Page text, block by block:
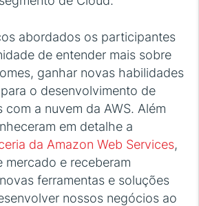
abordados os participantes
de entender mais sobre
ganhar novas habilidades
o desenvolvimento de
com a nuvem da AWS. Além
em detalhe a
da Amazon Web Services,
mercado e receberam
ferramentas e soluções
nossos negócios ao